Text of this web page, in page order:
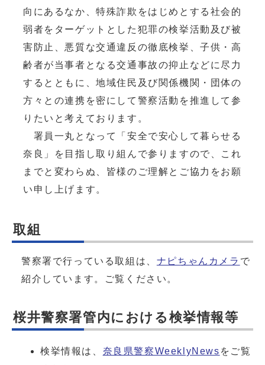
向にあるなか、特殊詐欺をはじめとする社会的
弱者をターゲットとした犯罪の検挙活動及び被
害防止、悪質な交通違反の徹底検挙、子供・高
齢者が当事者となる交通事故の抑止などに尽力
するとともに、地域住民及び関係機関・団体の
方々との連携を密にして警察活動を推進して参
りたいと考えております。
署員一丸となって「安全で安心して暮らせる
奈良」を目指し取り組んで参りますので、これ
までと変わらぬ、皆様のご理解とご協力をお願
い申し上げます。
取組
警察署で行っている取組は、 ナピちゃんカメラ で
紹介しています。ご覧ください。
桜井警察署管内における検挙情報等
検挙情報は、 奈良県警察WeeklyNews をご覧